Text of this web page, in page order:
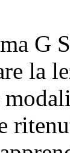
G
la